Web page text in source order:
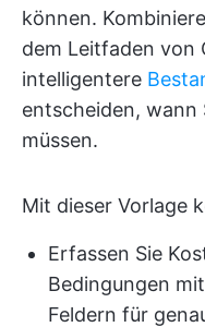
können.
dem Leitfaden von
intelligentere
entscheiden, wann
müssen.
Mit dieser Vorlage
Erfassen Sie
Bedingungen
Feldern für